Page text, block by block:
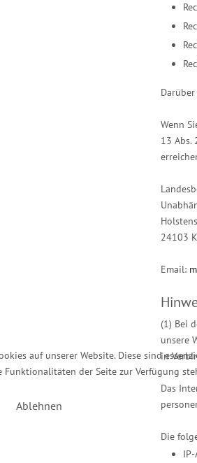
Wenn
13 Abs.
24103
Email:
(1) Bei
unsere
in
Das
Die
auf unserer Website. Diese sind
der Seite zur Verfügung
Ablehnen